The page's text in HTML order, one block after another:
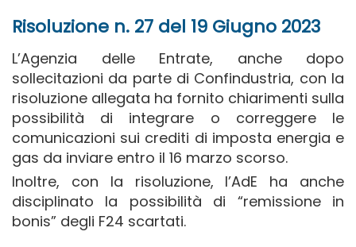
Risoluzione n. 27 del 19 Giugno 2023
L’Agenzia delle Entrate, anche dopo
sollecitazioni da parte di Confindustria, con la
risoluzione allegata ha fornito chiarimenti sulla
possibilità di integrare o correggere le
comunicazioni sui crediti di imposta energia e
gas da inviare entro il 16 marzo scorso.
Inoltre, con la risoluzione, l’AdE ha anche
disciplinato la possibilità di “remissione in
bonis” degli F24 scartati.